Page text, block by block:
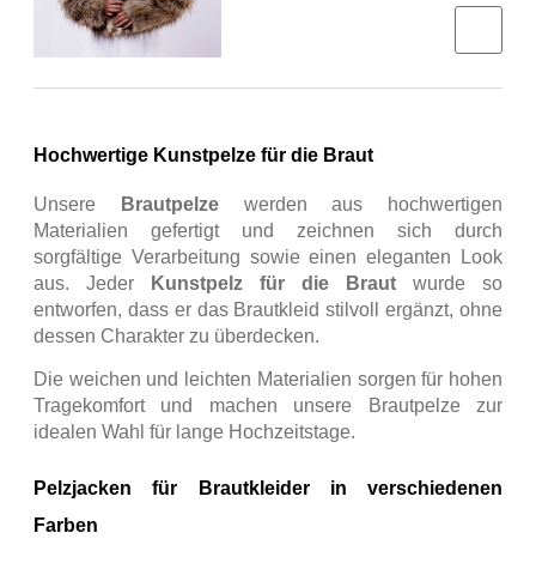
Hochwertige Kunstpelze für die Braut
Unsere Brautpelzewerden aus hochwertigen
Materialien gefertigt und zeichnen sich durch
sorgfältige Verarbeitung sowie einen eleganten Look
aus. Jeder
Kunstpelz für die Braut wurde so
entworfen, dass er das Brautkleid stilvoll ergänzt, ohne
dessen Charakter zu überdecken.
Die weichen und leichten Materialien sorgen für hohen
Tragekomfort und machen unsere Brautpelze zur
idealen Wahl für lange Hochzeitstage.
Pelzjacken für Brautkleider in verschiedenen
Farben